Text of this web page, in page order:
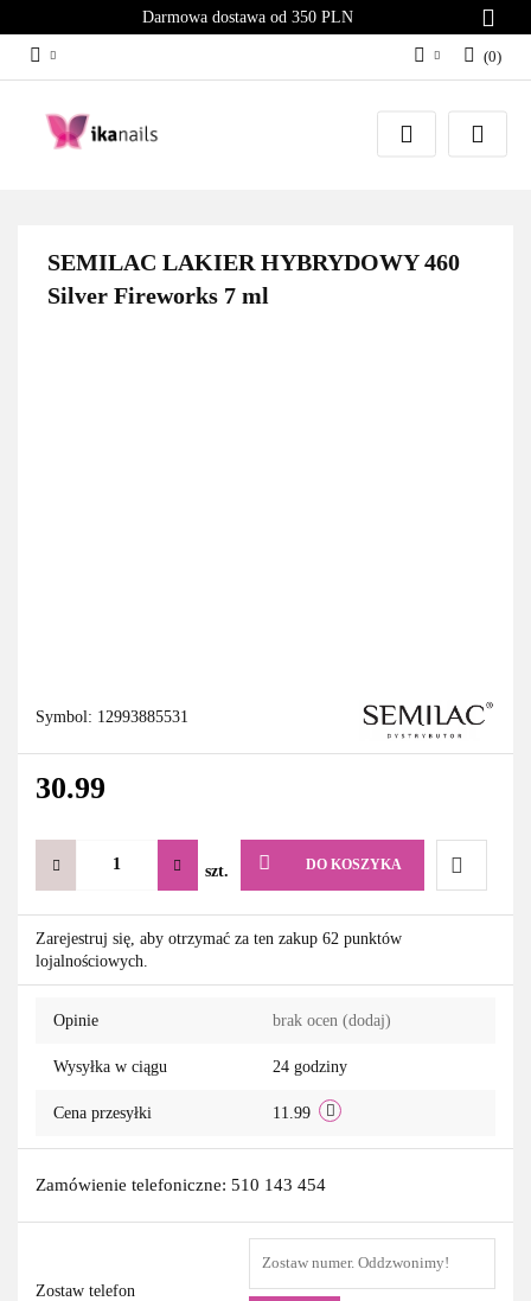
Darmowa dostawa od 350 PLN
Zaloguj się
Załóż konto
(0)
SEMILAC LAKIER HYBRYDOWY 460
Silver Fireworks 7 ml
Symbol: 12993885531
30.99
szt. DO KOSZYKA
Do
Zarejestruj się, aby otrzymać za ten zakup 62 punktów
lojalnościowych.
Opinie brak ocen (dodaj)
Wysyłka w ciągu 24 godziny
Cena przesyłki 11.99
Zamówienie telefoniczne: 510 143 454
Zostaw telefon